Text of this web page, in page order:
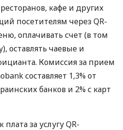
кафе и других
посетителям через QR-
оплачивать счет (в том
оставлять чаевые и
Комиссия за прием
составляет 1,3% от
банков и 2% с карт
за услугу QR-